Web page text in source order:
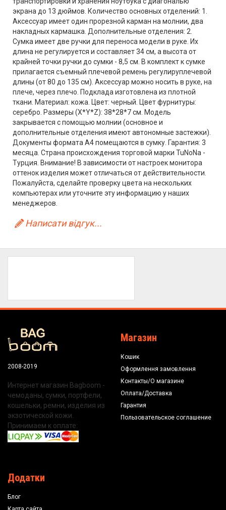
экрана до 13 дюймов. Количество основных отделений: 1.
Аксессуар имеет один прорезной карман на молнии, два
накладных кармашка. Дополнительные отделения: 2.
Сумка имеет две ручки для переноса модели в руке. Их
длина не регулируется и составляет 34 см, а высота от
крайней точки ручки до сумки - 8,5 см. В комплект к сумке
прилагается съемный плечевой ремень регулируплечевой
длины (от 80 до 135 см). Аксессуар можно носить в руке, на
плече, через плечо. Подклада изготовлена из плотной
ткани. Материал: кожа. Цвет: черный. Цвет фурнитуры:
серебро. Размеры (X*Y*Z): 38*28*7 см. Модель
закрывается с помощью молнии (основное и
дополнительные отделения имеют автономные застежки).
Документы формата А4 помещаются в сумку. Гарантия: 3
месяца. Страна происхождения торговой марки TuNoNа -
Турция. Внимание! В зависимости от настроек монитора
оттенок изделия может отличаться от действительности.
Пожалуйста, сделайте проверку цвета на нескольких
компьютерах или уточните эту информацию у наших
менеджеров.
Написати відгук...
2008-2019
Интернет магазин Bagboom -
чемоданы, сумки, портфели,
кошельки, ремни, изделия из
экзотической кожи.
Принимаем к оплате:
Магазин
Кошик
Оформлення замовлення
Контакты/О магазине
Оплата/Доставка
Гарантия
Пользовательское соглашение
Додатки
Блог